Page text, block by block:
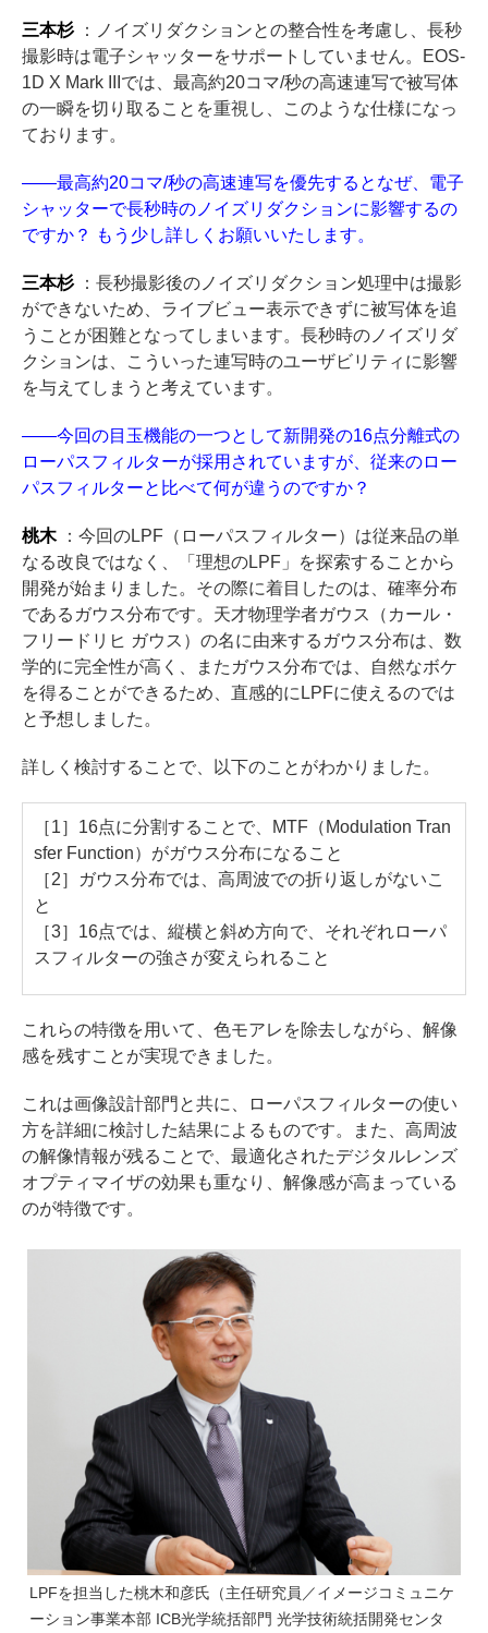
三本杉 ：ノイズリダクションとの整合性を考慮し、長秒
撮影時は電子シャッターをサポートしていません。EOS-
1D X Mark IIIでは、最高約20コマ/秒の高速連写で被写体
の一瞬を切り取ることを重視し、このような仕様になっ
ております。
――最高約20コマ/秒の高速連写を優先するとなぜ、電子
シャッターで長秒時のノイズリダクションに影響するの
ですか？ もう少し詳しくお願いいたします。
三本杉 ：長秒撮影後のノイズリダクション処理中は撮影
ができないため、ライブビュー表示できずに被写体を追
うことが困難となってしまいます。長秒時のノイズリダ
クションは、こういった連写時のユーザビリティに影響
を与えてしまうと考えています。
――今回の目玉機能の一つとして新開発の16点分離式の
ローパスフィルターが採用されていますが、従来のロー
パスフィルターと比べて何が違うのですか？
桃木 ：今回のLPF（ローパスフィルター）は従来品の単
なる改良ではなく、「理想のLPF」を探索することから
開発が始まりました。その際に着目したのは、確率分布
であるガウス分布です。天才物理学者ガウス（カール・
フリードリヒ ガウス）の名に由来するガウス分布は、数
学的に完全性が高く、またガウス分布では、自然なボケ
を得ることができるため、直感的にLPFに使えるのでは
と予想しました。
詳しく検討することで、以下のことがわかりました。
［1］16点に分割することで、MTF（Modulation Tran
sfer Function）がガウス分布になること
［2］ガウス分布では、高周波での折り返しがないこ
と
［3］16点では、縦横と斜め方向で、それぞれローパ
スフィルターの強さが変えられること
これらの特徴を用いて、色モアレを除去しながら、解像
感を残すことが実現できました。
これは画像設計部門と共に、ローパスフィルターの使い
方を詳細に検討した結果によるものです。また、高周波
の解像情報が残ることで、最適化されたデジタルレンズ
オプティマイザの効果も重なり、解像感が高まっている
のが特徴です。
LPFを担当した桃木和彦氏（主任研究員／イメージコミュニケ
ーション事業本部 ICB光学統括部門 光学技術統括開発センタ